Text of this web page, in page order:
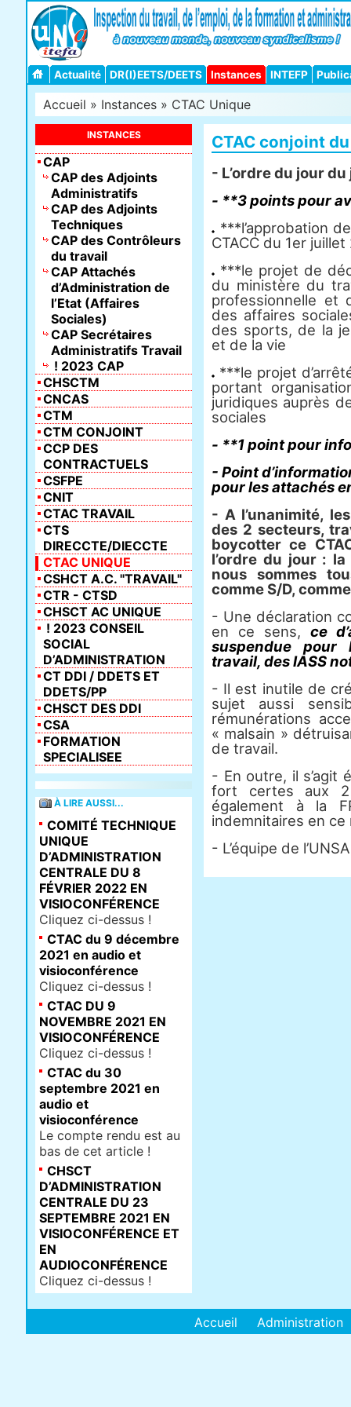
Actualité DR(I)EETS/DEETS Instances INTEFP
Accueil » Instances » CTAC Unique
CTAC conjoint
- L’ordre du jour
- **3 points pour
***l’approbation
CTACC du 1er juillet
***le projet de
du ministère du
professionnelle et
des affaires
des sports, de la
et de la vie
***le projet
portant
juridiques auprès
sociales
- **1 point pour
- Point
pour les attachés
- A l’unanimité,
des 2 secteurs,
boycotter ce
l’ordre du jour :
nous sommes
comme S/D,
- Une déclaration
en ce sens, ce
suspendue pour
travail, des IASS
- Il est inutile de
sujet aussi
rémunérations
« malsain »
de travail.
- En outre, il s’agit
fort certes aux 2
également à la
indemnitaires en ce
- L’équipe de
INSTANCES
CAP
CAP des Adjoints
Administratifs
CAP des Adjoints
Techniques
CAP des Contrôleurs
du travail
CAP Attachés
d’Administration de
l’Etat (Affaires
Sociales)
CAP Secrétaires
Administratifs Travail
! 2023 CAP
CHSCTM
CNCAS
CTM
CTM CONJOINT
CCP DES
CONTRACTUELS
CSFPE
CNIT
CTAC TRAVAIL
CTS
DIRECCTE/DIECCTE
CTAC UNIQUE
CSHCT A.C. "TRAVAIL"
CTR - CTSD
CHSCT AC UNIQUE
! 2023 CONSEIL
SOCIAL
D’ADMINISTRATION
CT DDI / DDETS ET
DDETS/PP
CHSCT DES DDI
CSA
FORMATION
SPECIALISEE
À LIRE AUSSI...
COMITÉ TECHNIQUE
UNIQUE
D’ADMINISTRATION
CENTRALE DU 8
FÉVRIER 2022 EN
VISIOCONFÉRENCE
Cliquez ci-dessus !
CTAC du 9 décembre
2021 en audio et
visioconférence
Cliquez ci-dessus !
CTAC DU 9
NOVEMBRE 2021 EN
VISIOCONFÉRENCE
Cliquez ci-dessus !
CTAC du 30
septembre 2021 en
audio et
visioconférence
Le compte rendu est au
bas de cet article !
CHSCT
D’ADMINISTRATION
CENTRALE DU 23
SEPTEMBRE 2021 EN
VISIOCONFÉRENCE ET
EN
AUDIOCONFÉRENCE
Cliquez ci-dessus !
Accueil Administration